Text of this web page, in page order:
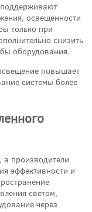
освещенности
только при
снизить
оборудования.
повышает
системы более
а производители
эффективности и
светом,
через